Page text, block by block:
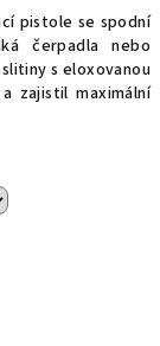
pistole se spodní
čerpadla nebo
s eloxovanou
zajistil maximální